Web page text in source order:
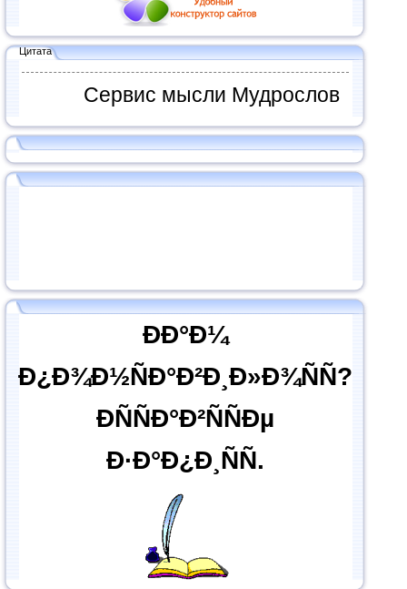
Цитата
Сервис мысли Мудрослов
ÐÐ°Ð¼
Ð¿Ð¾Ð½ÑÐ°Ð²Ð¸Ð»Ð¾ÑÑ?
ÐÑÑÐ°Ð²ÑÑÐµ
Ð·Ð°Ð¿Ð¸ÑÑ.